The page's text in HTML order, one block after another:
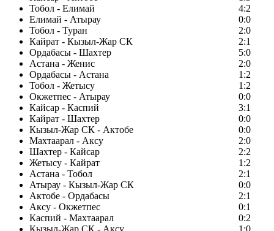
Тобол - Елимай
4:2
Елимай - Атырау
0:0
Тобол - Туран
2:0
Кайрат - Кызыл-Жар СК
2:1
Ордабасы - Шахтер
5:0
Астана - Женис
2:0
Ордабасы - Астана
1:2
Тобол - Жетысу
1:2
Окжетпес - Атырау
0:0
Кайсар - Каспий
3:1
Кайрат - Шахтер
0:0
Кызыл-Жар СК - Актобе
0:0
Махтаарал - Аксу
2:0
Шахтер - Кайсар
2:2
Жетысу - Кайрат
1:2
Астана - Тобол
2:1
Атырау - Кызыл-Жар СК
0:0
Актобе - Ордабасы
2:1
Аксу - Окжетпес
0:1
Каспий - Махтаарал
0:2